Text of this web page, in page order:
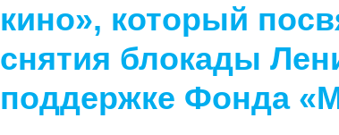
кино», который
снятия блокады
поддержке Фонда